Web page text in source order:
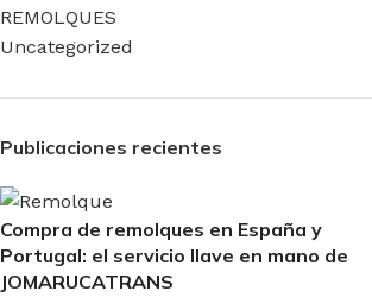
REMOLQUES
Uncategorized
Publicaciones recientes
Compra de remolques en España y
Portugal: el servicio llave en mano de
JOMARUCATRANS